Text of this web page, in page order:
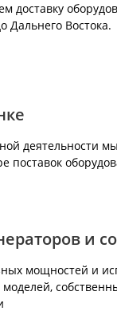
доставку
Дальнего Востока.
деятельности
поставок
и
мощностей и